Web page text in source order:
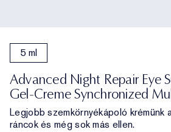
5 ml
Advanced Night Repair Eye
Gel-Creme Synchronized
Legjobb szemkörnyékápoló krémünk
ráncok és még sok más ellen.